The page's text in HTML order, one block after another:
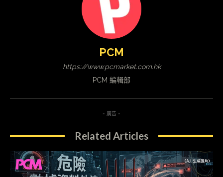
PCM
https://www.pcmarket.com.hk
PCM 編輯部
- 廣告 -
Related Articles